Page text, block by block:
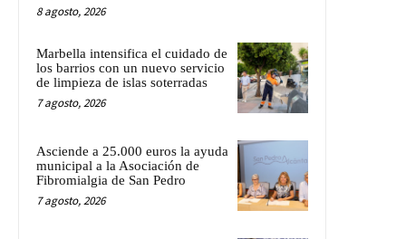
8 agosto, 2026
Marbella intensifica el cuidado de
los barrios con un nuevo servicio
de limpieza de islas soterradas
7 agosto, 2026
Asciende a 25.000 euros la ayuda
municipal a la Asociación de
Fibromialgia de San Pedro
7 agosto, 2026